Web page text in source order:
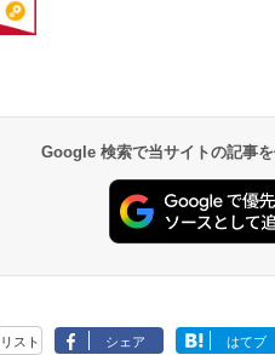
Google 検索で当サイトの記事
リスト シェア はてブ